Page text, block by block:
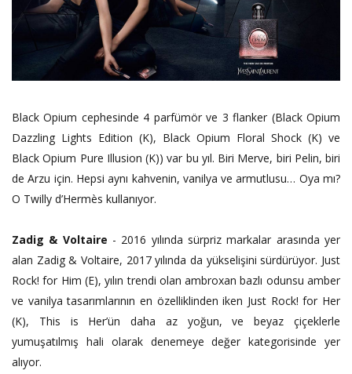
Black Opium cephesinde 4 parfümör ve 3 flanker (Black Opium
Dazzling Lights Edition (K), Black Opium Floral Shock (K) ve
Black Opium Pure Illusion (K)) var bu yıl. Biri Merve, biri Pelin, biri
de Arzu için. Hepsi aynı kahvenin, vanilya ve armutlusu… Oya mı?
O Twilly d’Hermès kullanıyor.
Zadig & Voltaire - 2016 yılında sürpriz markalar arasında yer
alan Zadig & Voltaire, 2017 yılında da yükselişini sürdürüyor. Just
Rock! for Him (E), yılın trendi olan ambroxan bazlı odunsu amber
ve vanilya tasarımlarının en özelliklinden iken Just Rock! for Her
(K), This is Her’ün daha az yoğun, ve beyaz çiçeklerle
yumuşatılmış hali olarak denemeye değer kategorisinde yer
alıyor.